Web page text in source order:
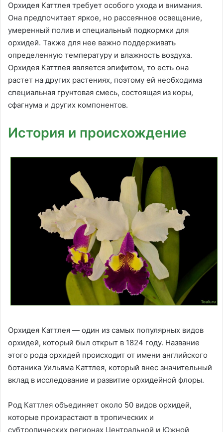
Орхидея Каттлея требует особого ухода и внимания.
Она предпочитает яркое, но рассеянное освещение,
умеренный полив и специальный подкормки для
орхидей. Также для нее важно поддерживать
определенную температуру и влажность воздуха.
Орхидея Каттлея является эпифитом, то есть она
растет на других растениях, поэтому ей необходима
специальная грунтовая смесь, состоящая из коры,
сфагнума и других компонентов.
История и происхождение
Орхидея Каттлея — один из самых популярных видов
орхидей, который был открыт в 1824 году. Название
этого рода орхидей происходит от имени английского
ботаника Уильяма Каттлея, который внес значительный
вклад в исследование и развитие орхидейной флоры.
Род Каттлея объединяет около 50 видов орхидей,
которые произрастают в тропических и
субтропических регионах Центральной и Южной